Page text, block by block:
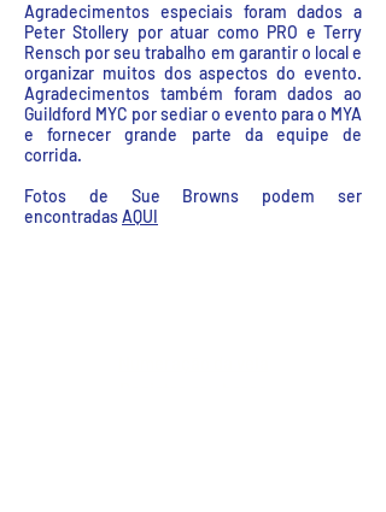
Agradecimentos especiais foram dados a
Peter Stollery por atuar como PRO e Terry
Rensch por seu trabalho em garantir o local e
organizar muitos dos aspectos do evento.
Agradecimentos também foram dados ao
Guildford MYC por sediar o evento para o MYA
e fornecer grande parte da equipe de
corrida.
Fotos de Sue Browns podem ser
encontradasAQUI